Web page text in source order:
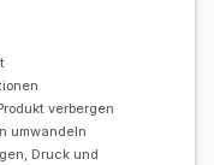
verbergen
umwandeln
Druck und